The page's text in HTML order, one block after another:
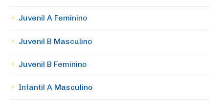
Juvenil A Feminino
Juvenil B Masculino
Juvenil B Feminino
Infantil A Masculino